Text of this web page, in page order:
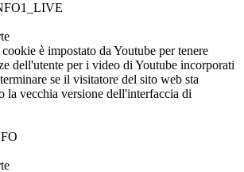
è impostato da Youtube per tenere
dell'utente per i video di Youtube incorporati
se il visitatore del sito web sta
la vecchia versione dell'interfaccia di